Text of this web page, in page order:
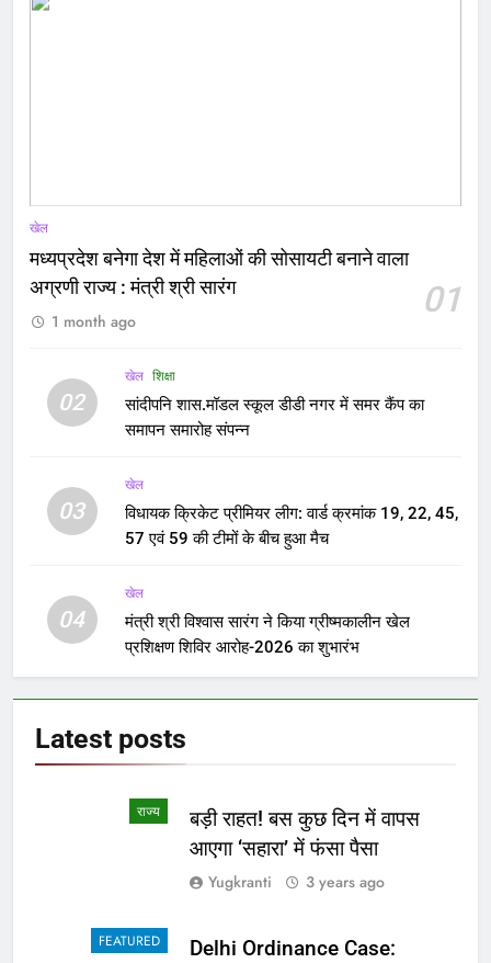
खेल
मध्यप्रदेश बनेगा देश में महिलाओं की सोसायटी बनाने वाला
अग्रणी राज्य : मंत्री श्री सारंग
01
1 month ago
02
खेल शिक्षा
सांदीपनि शास.मॉडल स्कूल डीडी नगर में समर कैंप का
समापन समारोह संपन्न
03
खेल
विधायक क्रिकेट प्रीमियर लीग: वार्ड क्रमांक 19, 22, 45,
57 एवं 59 की टीमों के बीच हुआ मैच
04
खेल
मंत्री श्री विश्वास सारंग ने किया ग्रीष्मकालीन खेल
प्रशिक्षण शिविर आरोह-2026 का शुभारंभ
Latest posts
राज्य
बड़ी राहत! बस कुछ दिन में वापस
आएगा ‘सहारा’ में फंसा पैसा
Yugkranti 3 years ago
FEATURED
Delhi Ordinance Case: